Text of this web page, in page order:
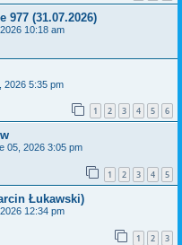
977 (31.07.2026)
10:18 am
2026 5:35 pm
1 2 3 4 5 6
05, 2026 3:05 pm
1 2 3 4 5
Łukawski)
12:34 pm
1 2 3